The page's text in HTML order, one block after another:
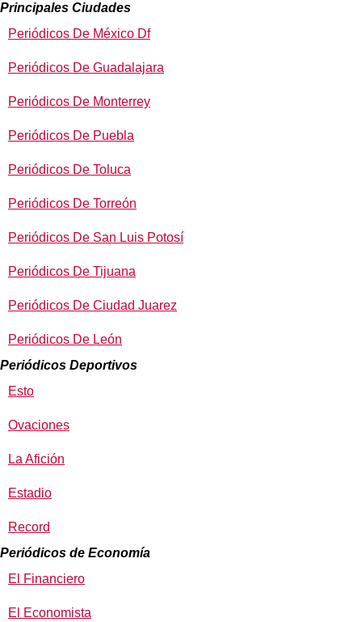
Principales Ciudades
Periódicos De México Df
Periódicos De Guadalajara
Periódicos De Monterrey
Periódicos De Puebla
Periódicos De Toluca
Periódicos De Torreón
Periódicos De San Luis Potosí
Periódicos De Tijuana
Periódicos De Ciudad Juarez
Periódicos De León
Periódicos Deportivos
Esto
Ovaciones
La Afición
Estadio
Record
Periódicos de Economía
El Financiero
El Economista